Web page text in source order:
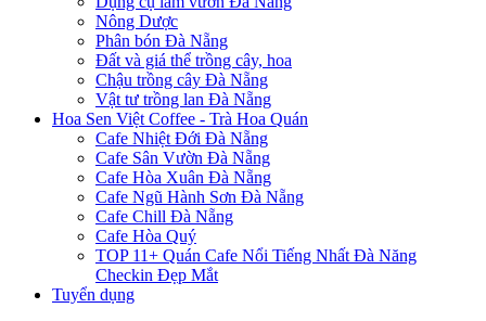
Nông Dược
Phân bón Đà Nẵng
Đất và giá thể trồng cây, hoa
Chậu trồng cây Đà Nẵng
Vật tư trồng lan Đà Nẵng
Hoa Sen Việt Coffee - Trà Hoa Quán
Cafe Nhiệt Đới Đà Nẵng
Cafe Sân Vườn Đà Nẵng
Cafe Hòa Xuân Đà Nẵng
Cafe Ngũ Hành Sơn Đà Nẵng
Cafe Chill Đà Nẵng
Cafe Hòa Quý
TOP 11+ Quán Cafe Nổi Tiếng Nhất Đà Năng
Checkin Đẹp Mắt
Tuyển dụng